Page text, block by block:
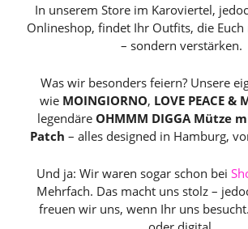
In unserem Store im Karoviertel,
Onlineshop, findet Ihr Outfits, die
– sondern verstärken.
Was wir besonders feiern? Unsere
wie MOINGIORNO, LOVE PEACE &
legendäre OHMMM DIGGA Mütze
Patch – alles designed in Hamburg,
Und ja: Wir waren sogar schon bei
Mehrfach. Das macht uns stolz –
freuen wir uns, wenn Ihr uns